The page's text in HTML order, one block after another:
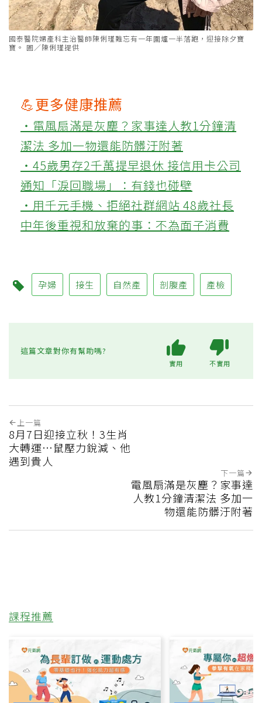
國泰醫院婦產科主治醫師陳俐瑾難忘有一年圍爐一半落跑，迎接除夕寶
寶。 圖／陳俐瑾提供
💪更多健康推薦
‧電風扇滿是灰塵？家事達人教1分鐘清
潔法 多加一物還能防髒汙附著
‧45歲男存2千萬提早退休 接信用卡公司
通知「淚回職場」：有錢也碰壁
‧用千元手機、拒絕社群網站 48歲社長
中年後重視和放棄的事：不為面子消費
孕婦 接生 自然產 剖腹產 產檢
這篇文章對你有幫助嗎?
實用 不實用
上一篇
8月7日迎接立秋！3生肖
大轉運…鼠壓力銳減、他
遇到貴人
下一篇
電風扇滿是灰塵？家事達
人教1分鐘清潔法 多加一
物還能防髒汙附著
課程推薦